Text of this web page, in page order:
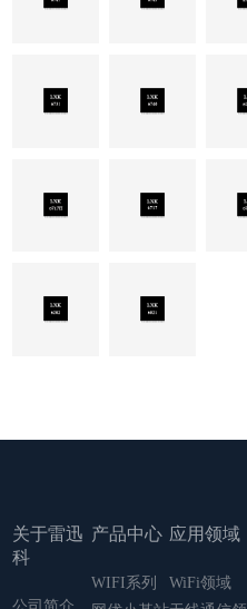
关于雷迅
科
产品中心
WIFI系列
应用领域
WiFi领域